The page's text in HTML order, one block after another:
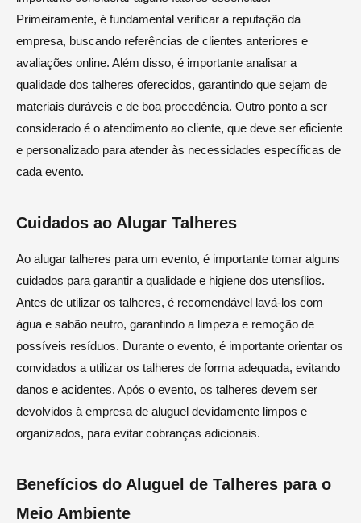
Primeiramente, é fundamental verificar a reputação da
empresa, buscando referências de clientes anteriores e
avaliações online. Além disso, é importante analisar a
qualidade dos talheres oferecidos, garantindo que sejam de
materiais duráveis e de boa procedência. Outro ponto a ser
considerado é o atendimento ao cliente, que deve ser eficiente
e personalizado para atender às necessidades específicas de
cada evento.
Cuidados ao Alugar Talheres
Ao alugar talheres para um evento, é importante tomar alguns
cuidados para garantir a qualidade e higiene dos utensílios.
Antes de utilizar os talheres, é recomendável lavá-los com
água e sabão neutro, garantindo a limpeza e remoção de
possíveis resíduos. Durante o evento, é importante orientar os
convidados a utilizar os talheres de forma adequada, evitando
danos e acidentes. Após o evento, os talheres devem ser
devolvidos à empresa de aluguel devidamente limpos e
organizados, para evitar cobranças adicionais.
Benefícios do Aluguel de Talheres para o
Meio Ambiente